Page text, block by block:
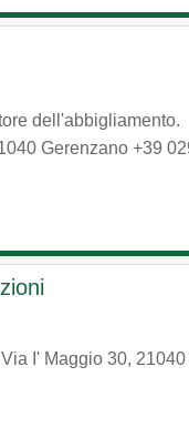
dell'abbigliamento.
Gerenzano +39
Via I' Maggio 30, 21040